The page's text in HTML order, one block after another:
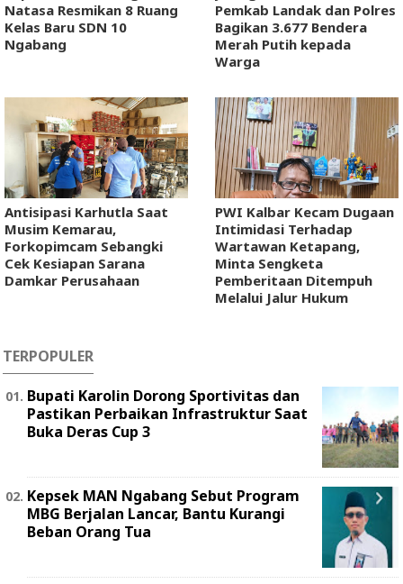
Natasa Resmikan 8 Ruang
Kelas Baru SDN 10
Ngabang
Pemkab Landak dan Polres
Bagikan 3.677 Bendera
Merah Putih kepada
Warga
Antisipasi Karhutla Saat
Musim Kemarau,
Forkopimcam Sebangki
Cek Kesiapan Sarana
Damkar Perusahaan
PWI Kalbar Kecam Dugaan
Intimidasi Terhadap
Wartawan Ketapang,
Minta Sengketa
Pemberitaan Ditempuh
Melalui Jalur Hukum
TERPOPULER
Bupati Karolin Dorong Sportivitas dan
Pastikan Perbaikan Infrastruktur Saat
Buka Deras Cup 3
Kepsek MAN Ngabang Sebut Program
MBG Berjalan Lancar, Bantu Kurangi
Beban Orang Tua